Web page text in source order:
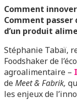
Comment
Comment passer
d’un produit
Stéphanie Tabaï,
Foodshaker de
agroalimentaire –
deMeet & Fabrik,
les enjeux de